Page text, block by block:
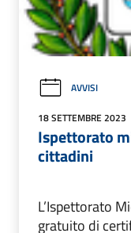
AVVISI
18 SETTEMBRE 2023
Ispettorato
cittadini
L’Ispettorato
gratuito di